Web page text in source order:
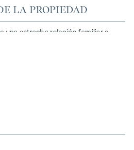
LA PROPIEDAD
una estrecha relación familiar o